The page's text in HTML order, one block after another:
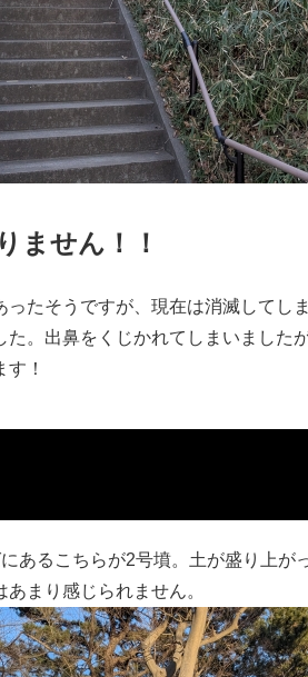
ません！！
ったそうですが、現在は消滅してし
た。出鼻をくじかれてしまいました
！
あるこちらが2号墳。土が盛り上が
まり感じられません。